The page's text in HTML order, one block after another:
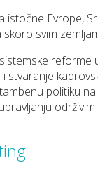
istočne Evrope,
svim
reforme
stvaranje
politiku